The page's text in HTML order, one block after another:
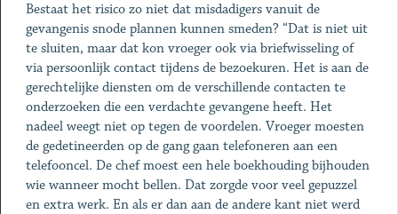
Bestaat het risico zo niet dat misdadigers vanuit de
gevangenis snode plannen kunnen smeden? “Dat is niet uit
te sluiten, maar dat kon vroeger ook via briefwisseling of
via persoonlijk contact tijdens de bezoekuren. Het is aan de
gerechtelijke diensten om de verschillende contacten te
onderzoeken die een verdachte gevangene heeft. Het
nadeel weegt niet op tegen de voordelen. Vroeger moesten
de gedetineerden op de gang gaan telefoneren aan een
telefooncel. De chef moest een hele boekhouding bijhouden
wie wanneer mocht bellen. Dat zorgde voor veel gepuzzel
en extra werk. En als er dan aan de andere kant niet werd